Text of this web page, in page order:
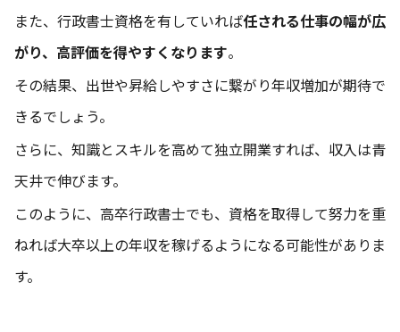
また、行政書士資格を有していれば任される仕事の幅が広
がり、高評価を得やすくなります。
その結果、出世や昇給しやすさに繋がり年収増加が期待で
きるでしょう。
さらに、知識とスキルを高めて独立開業すれば、収入は青
天井で伸びます。
このように、高卒行政書士でも、資格を取得して努力を重
ねれば大卒以上の年収を稼げるようになる可能性がありま
す。